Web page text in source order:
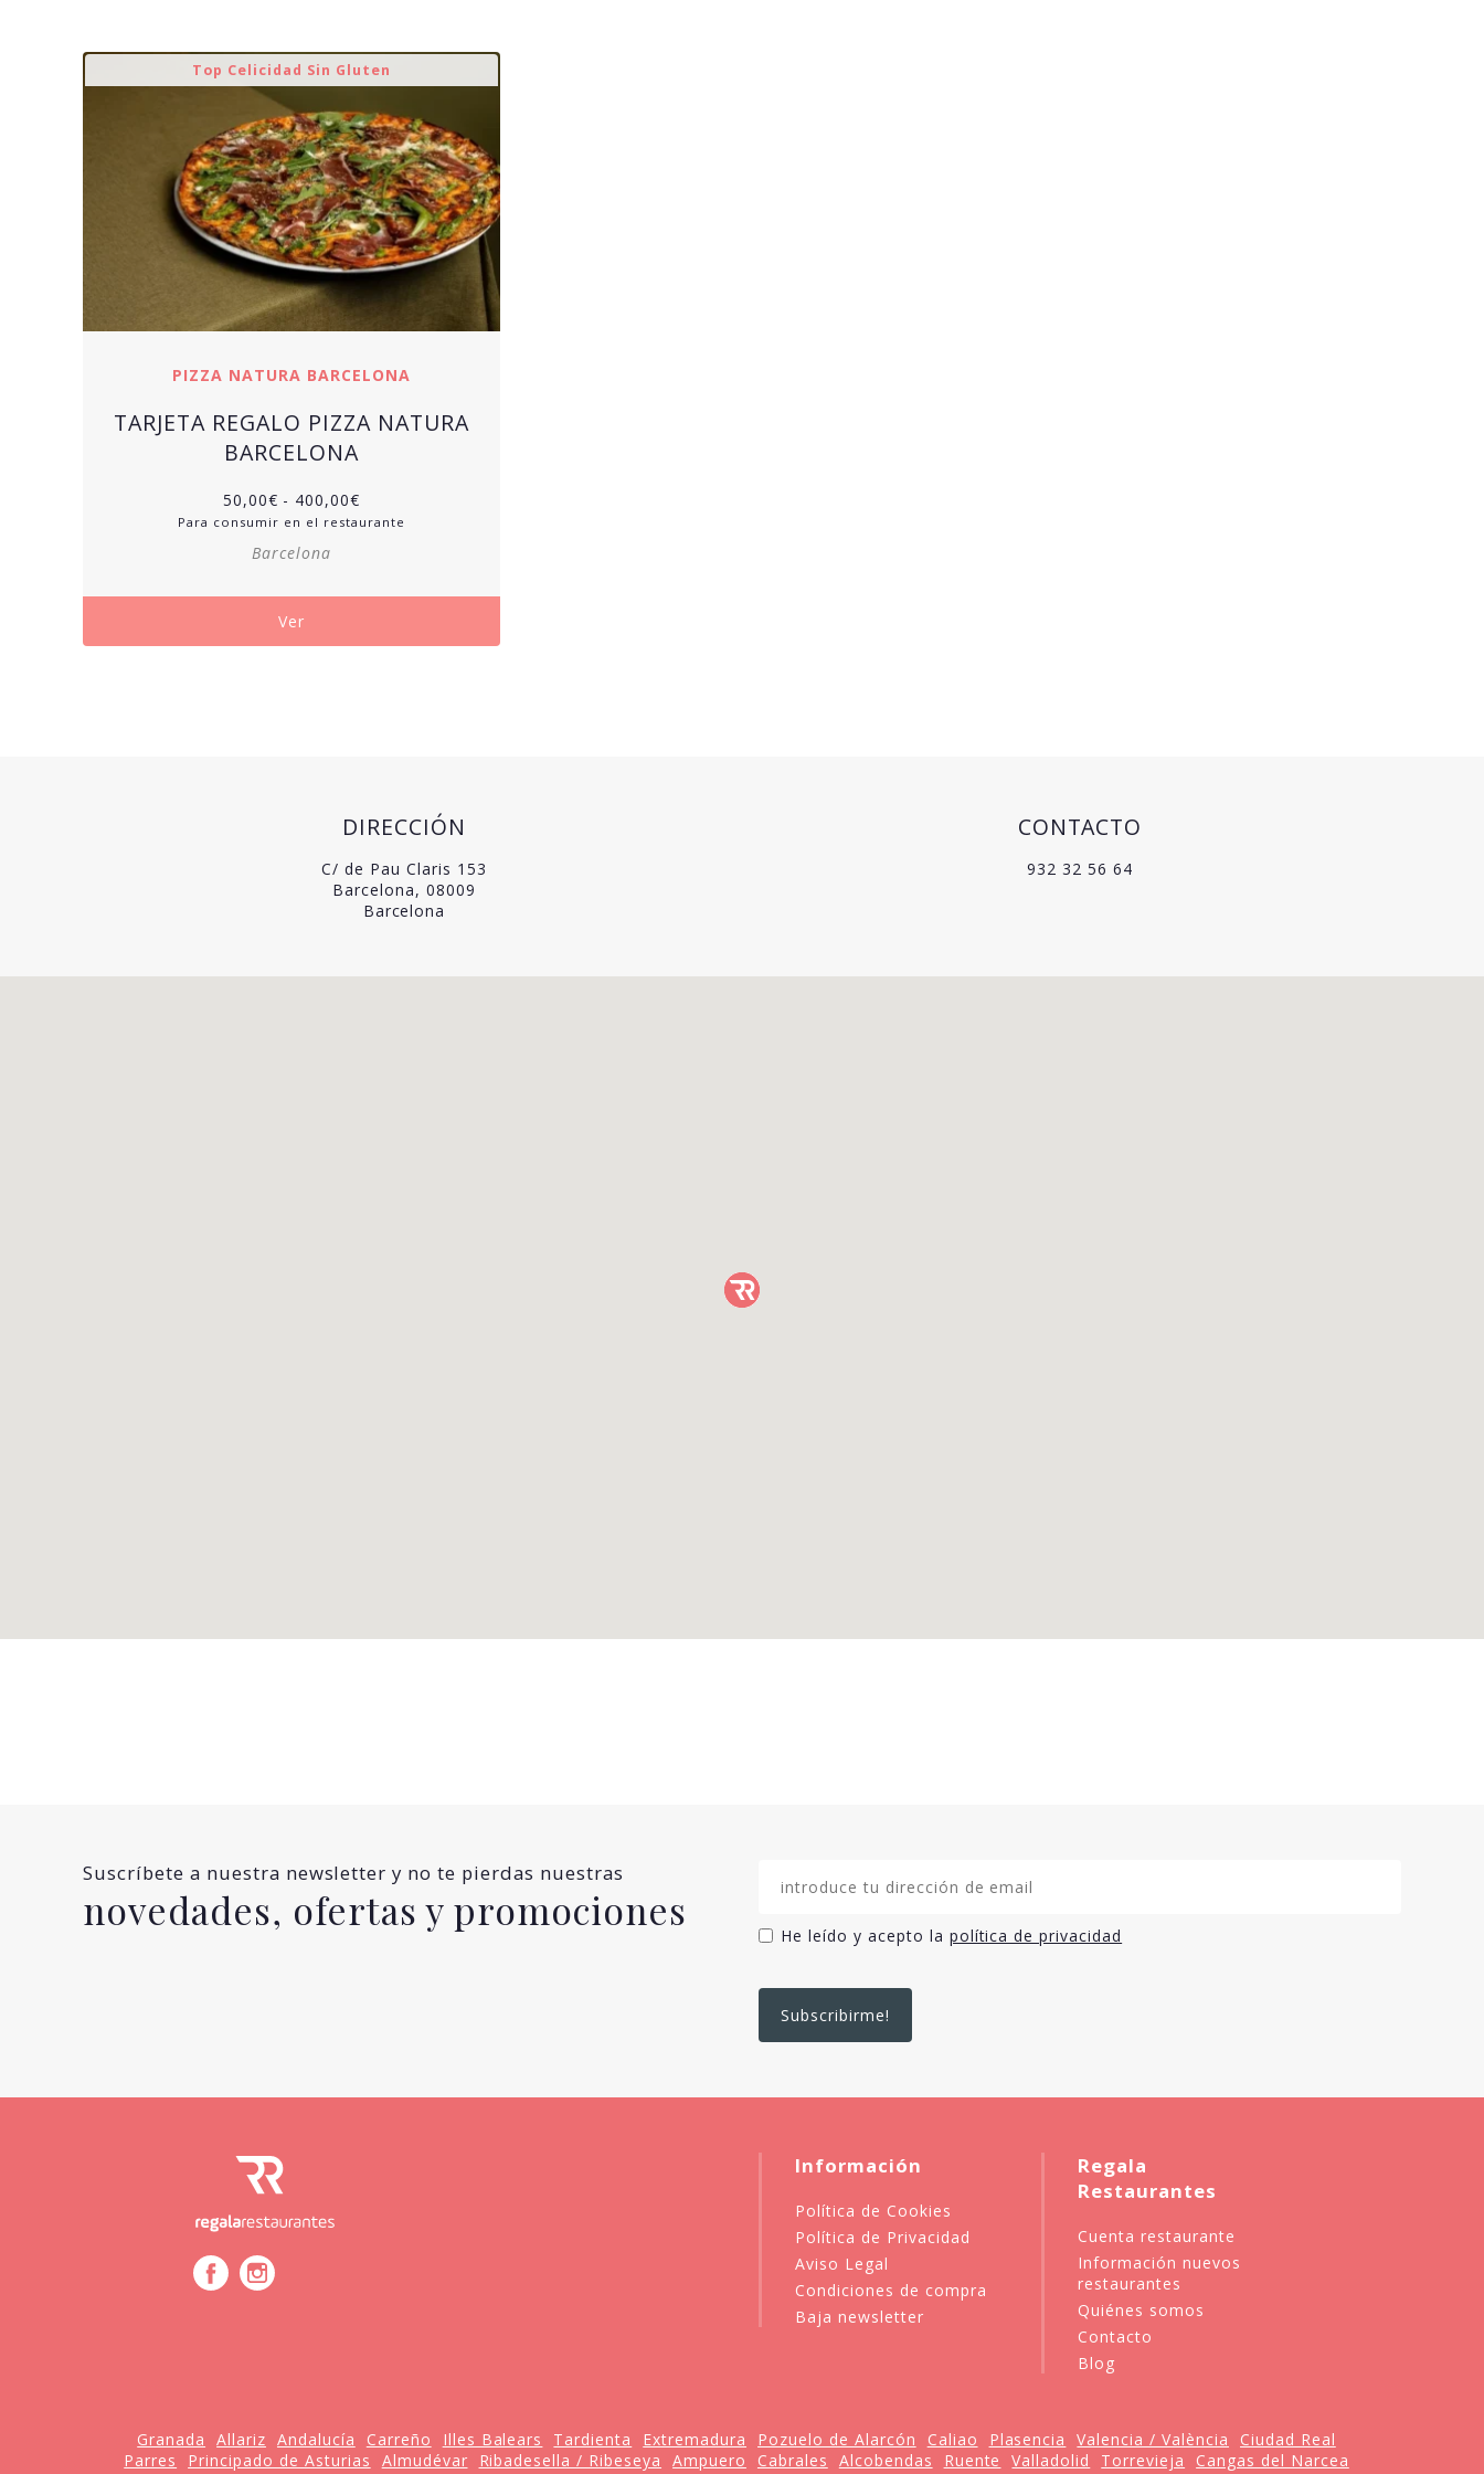
Top Celicidad Sin Gluten
PIZZA NATURA BARCELONA
TARJETA REGALO PIZZA NATURA
BARCELONA
50,00€ - 400,00€
Para consumir en el restaurante
Barcelona
Ver
DIRECCIÓN
C/ de Pau Claris 153
Barcelona, 08009
Barcelona
CONTACTO
932 32 56 64
Suscríbete a nuestra newsletter y no te pierdas nuestras
novedades, ofertas y promociones
He leído y acepto la política de privacidad
Información
Política de Cookies
Política de Privacidad
Aviso Legal
Condiciones de compra
Baja newsletter
Regala
Restaurantes
Cuenta restaurante
Información nuevos
restaurantes
Quiénes somos
Contacto
Blog
Granada Allariz Andalucía Carreño Illes Balears Tardienta Extremadura Pozuelo de Alarcón Caliao Plasencia Valencia / València
Ciudad Real
Parres
Principado de Asturias Almudévar Ribadesella / Ribeseya Ampuero Cabrales Alcobendas Ruente Valladolid Torrevieja
Cangas del Narcea